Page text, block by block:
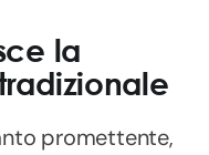
la
promettente,